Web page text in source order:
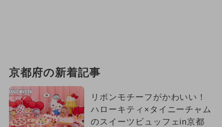
京都府の新着記事
リボンモチーフがかわいい！
ハローキティ×タイニーチャム
のスイーツビュッフェin京都